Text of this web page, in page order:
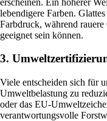
lebendigere Farben.
Farbdruck, während
geeignet sein können.
3.
Viele entscheiden sich für
Umweltbelastung zu
oder das EU-
verantwortungsvolle